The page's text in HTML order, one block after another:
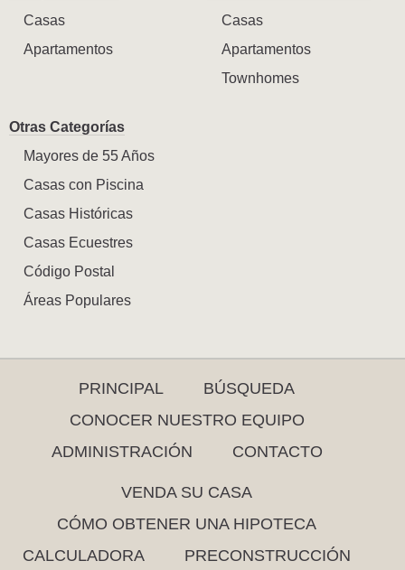
Casas
Apartamentos
Casas
Apartamentos
Townhomes
Otras Categorías
Mayores de 55 Años
Casas con Piscina
Casas Históricas
Casas Ecuestres
Código Postal
Áreas Populares
PRINCIPAL
BÚSQUEDA
CONOCER NUESTRO EQUIPO
ADMINISTRACIÓN
CONTACTO
VENDA SU CASA
CÓMO OBTENER UNA HIPOTECA
CALCULADORA
PRECONSTRUCCIÓN